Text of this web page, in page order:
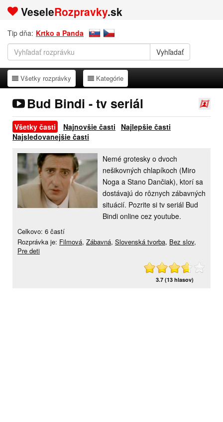
VeseleRozpravky.sk
Tip dňa: Krtko a Panda
Všetky rozprávky
Všetky rozprávky Kategórie
Kategórie
Bud Bindi - tv seriál
Všetky časti Najnovšie časti
Najlepšie časti
Najsledovanejšie časti
Nemé grotesky o dvoch
nešikovných chlapíkoch (Miro
Noga a Stano Dančiak), ktorí sa
dostávajú do rôznych zábavných
situácií. Pozrite si tv seriál Bud
Bindi online cez youtube.
Celkovo: 6 častí
Rozprávka je: Filmová, Zábavná, Slovenská tvorba, Bez slov,
Pre deti
3.7 (13 hlasov)